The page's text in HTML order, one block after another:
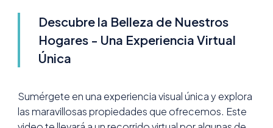
Descubre la Belleza de Nuestros
Hogares - Una Experiencia Virtual
Única
Sumérgete en una experiencia visual única y explora
las maravillosas propiedades que ofrecemos. Este